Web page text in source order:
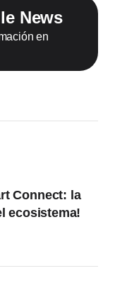
News
en
Connect: la
ecosistema!